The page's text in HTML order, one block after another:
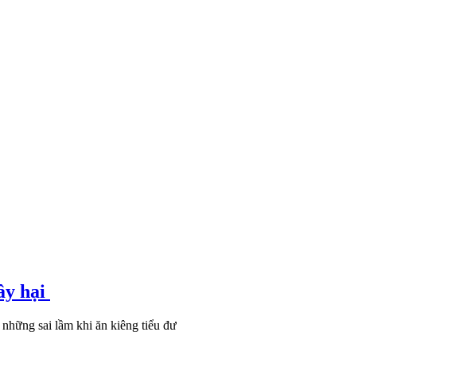
hại
sai lầm khi ăn kiêng tiểu đư